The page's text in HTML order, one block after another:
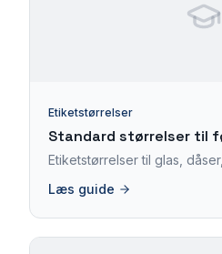
Etiketstørrelser
Standard størrelser til
Etiketstørrelser til glas,
Læs guide